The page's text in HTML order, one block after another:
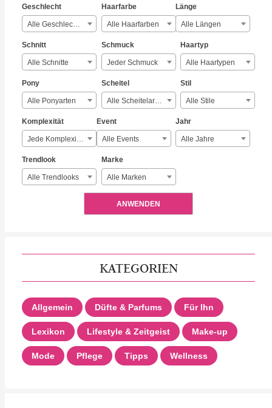
Geschlecht
Alle Geschlechter
Haarfarbe
Alle Haarfarben
Länge
Alle Längen
Schnitt
Alle Schnitte
Schmuck
Jeder Schmuck
Haartyp
Alle Haartypen
Pony
Alle Ponyarten
Scheitel
Alle Scheitelarten
Stil
Alle Stile
Komplexität
Jede Komplexität
Event
Alle Events
Jahr
Alle Jahre
Trendlook
Alle Trendlooks
Marke
Alle Marken
ANWENDEN
KATEGORIEN
Allgemein Düfte & Parfums Für Ihn
Lexikon Lifestyle & Zeitgeist Make-up
Mode Pflege Tipps Wellness